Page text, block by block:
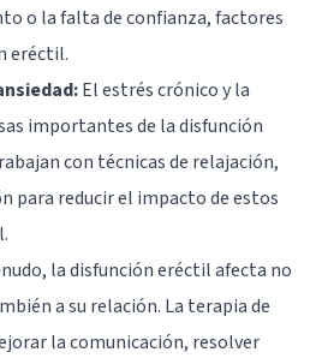
o la falta de confianza, factores
eréctil.
El estrés crónico y la
importantes de la disfunción
con técnicas de relajación,
para reducir el impacto de estos
la disfunción eréctil afecta no
a su relación. La terapia de
la comunicación, resolver